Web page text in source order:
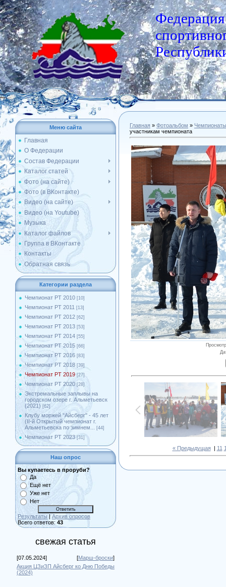
Федерация
Меню сайта
Главная
О Федерации
Состав Федерации
Каталог статей
Фото (на сайте)
Фото (в ВКонтакте)
Видео (на сайте)
Видео (на Youtube)
Музыка
Каталог файлов
Группа в ВКонтакте
Контакты
Обратная связь
Категории раздела
Чемпионат РТ 2010 [10]
Чемпионат РТ 2011 [13]
Чемпионат РТ 2012 [62]
Чемпионат РТ 2013 [53]
Чемпионат РТ 2014 [55]
Чемпионат РТ 2015 [66]
Чемпионат РТ 2016 [83]
Чемпионат РТ 2018 [39]
Чемпионат РТ 2019 [27]
Чемпионат РТ 2020 [28]
Экстремальные заплывы на
городском озере г. Альметьевск
(2021) [62]
Клубу моржей ''Айсберг'' - 45 лет
(II-й Открытый чемпионат г.
Альметьевска по зимнем...
[44]
Чемпионат РТ 2023 [31]
Наш опрос
Вы купаетесь в проруби?
Да
Ещё нет
Уже нет
Нет
Результаты | Архив опросов
Всего ответов: 43
свежая статья
[07.05.2024] [Марш-броски]
Акция ЦЗиЗП Айсберг ко Дню Победы
(2024)
Главная » Фотоальбом » Чемпионаты
участникам чемпионата
« Предыдущая| 11